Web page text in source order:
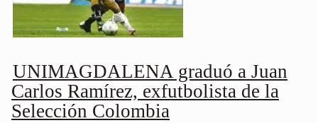
UNIMAGDALENA graduó a Juan
Carlos Ramírez, exfutbolista de la
Selección Colombia